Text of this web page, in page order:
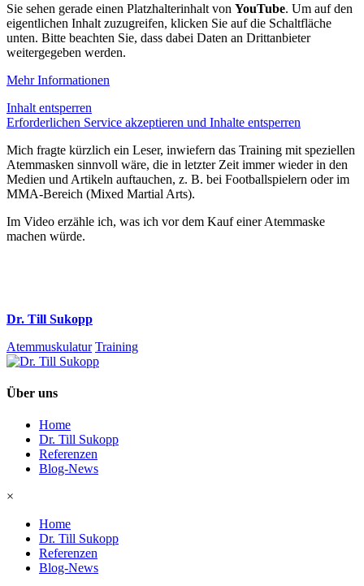
Sie sehen gerade einen Platzhalterinhalt von YouTube. Um auf den
eigentlichen Inhalt zuzugreifen, klicken Sie auf die Schaltfläche
unten. Bitte beachten Sie, dass dabei Daten an Drittanbieter
weitergegeben werden.
Mehr Informationen
Inhalt entsperren
Erforderlichen Service akzeptieren und Inhalte entsperren
Mich fragte kürzlich ein Leser, inwiefern das Training mit speziellen
Atemmasken sinnvoll wäre, die in letzter Zeit immer wieder in den
Medien und Artikeln auftauchen, z. B. bei Footballspielern oder im
MMA-Bereich (Mixed Martial Arts).
Im Video erzähle ich, was ich vor dem Kauf einer Atemmaske
machen würde.
Dr. Till Sukopp
Atemmuskulatur Training
Über uns
Home
Dr. Till Sukopp
Referenzen
Blog-News
×
Home
Dr. Till Sukopp
Referenzen
Blog-News